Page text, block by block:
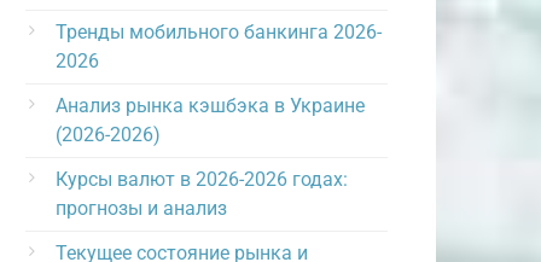
Тренды мобильного банкинга 2026-
2026
Анализ рынка кэшбэка в Украине
(2026-2026)
Курсы валют в 2026-2026 годах:
прогнозы и анализ
Текущее состояние рынка и